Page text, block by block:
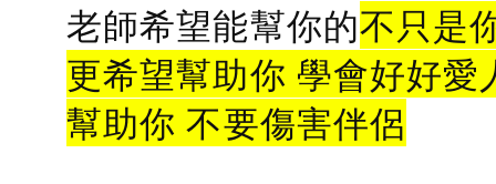
老師希望能幫你的不只是
更希望幫助你 學會好好愛
幫助你 不要傷害伴侶